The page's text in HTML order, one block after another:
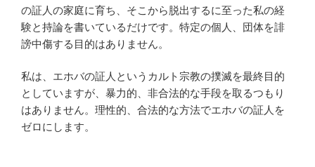
の証人の家庭に育ち、そこから脱出するに至った私の経
験と持論を書いているだけです。特定の個人、団体を誹
謗中傷する目的はありません。
私は、エホバの証人というカルト宗教の撲滅を最終目的
としていますが、暴力的、非合法的な手段を取るつもり
はありません。理性的、合法的な方法でエホバの証人を
ゼロにします。